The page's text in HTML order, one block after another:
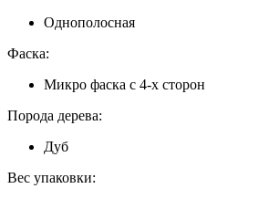
Однополосная
Фаска:
Микро фаска с 4-х сторон
Порода дерева:
Дуб
Вес упаковки: